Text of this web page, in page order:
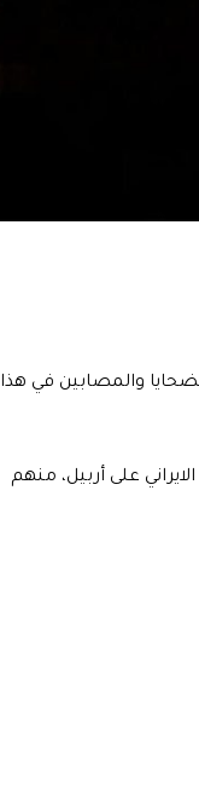
والمصابين في هذا
10 أشخاص جراء القصف الايراني على أربيل، منهم